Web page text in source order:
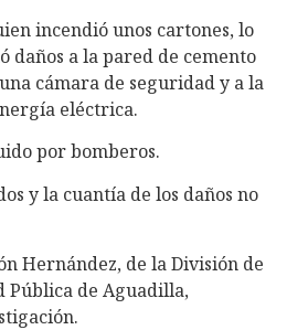
incendió unos cartones, lo
daños a la pared de cemento
cámara de seguridad y a la
eléctrica.
por bomberos.
y la cuantía de los daños no
Hernández, de la División de
Pública de Aguadilla,